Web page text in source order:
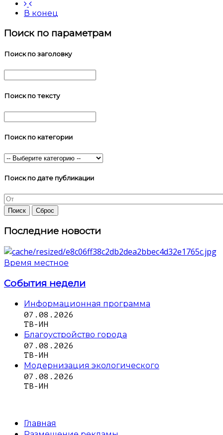
В конец
Поиск по параметрам
Поиск по заголовку
Поиск по тексту
Поиск по категории
Поиск по дате публикации
Последние новости
Время местное
События недели
Информационная программа
07.08.2026
ТВ-ИН
Благоустройство города
07.08.2026
ТВ-ИН
Модернизация экологического
07.08.2026
ТВ-ИН
Главная